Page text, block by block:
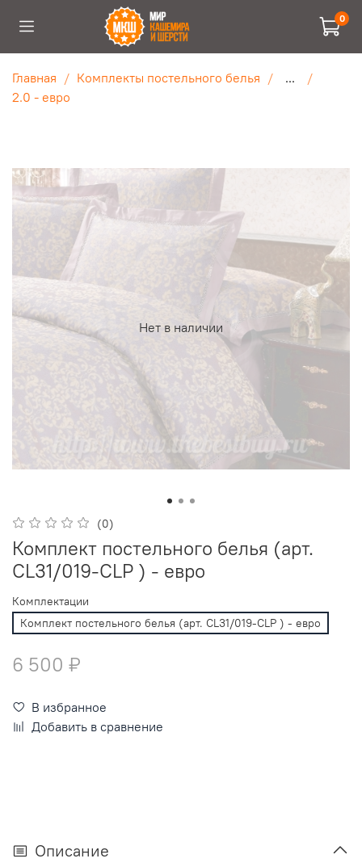
0
Главная Комплекты постельного белья
...
2.0 - евро
Нет в наличии
(0)
Комплект постельного белья (арт.
CL31/019-CLP ) - евро
Комплектации
Комплект постельного белья (арт. CL31/019-CLP ) - евро
6 500 ₽
В избранное
Добавить в сравнение
Описание